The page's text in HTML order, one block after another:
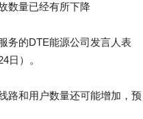
数量已经有所下降
务的DTE能源公司发言人表
日）。
路和用户数量还可能增加，预